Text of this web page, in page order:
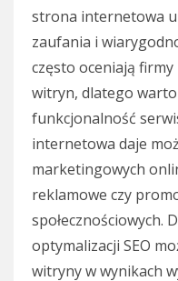
strona internetowa
zaufania i
często oceniają
witryn, dlatego
funkcjonalność
internetowa daje
marketingowych
reklamowe czy
społecznościowych.
optymalizacji SEO
witryny w wynikach